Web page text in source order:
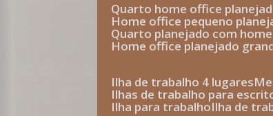
quarto home office
home office pequeno
quarto planejado com
home office planejado
ilha de trabalho 4 lugares
ilhas de trabalho para
ilha para trabalho ilha de